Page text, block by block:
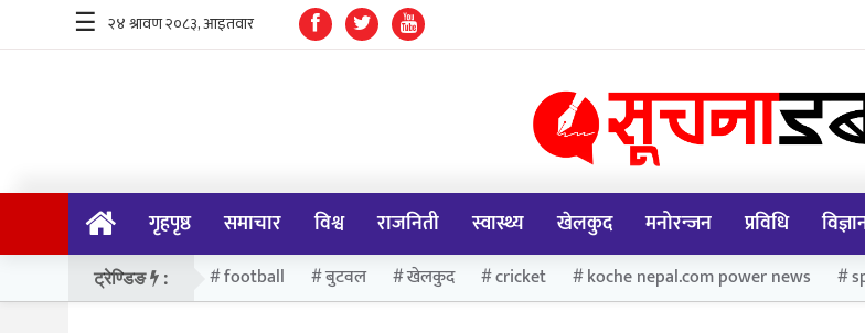
समाचार
राजनिती
☰
गृहपृष्ठ समाचार विश्व राजनिती स्वास्थ्य खेलकुद मनोरन्जन प्रविधि
ट्रेण्डिङ : football बुटवल खेलकुद cricket koche nepal.com power news